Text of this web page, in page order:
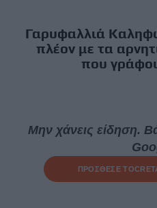
Γαρυφαλλιά
πλέον με τα
που
Μην χάνεις είδηση.
ΠΡΟΣΘΕΣΕ ΤΟ